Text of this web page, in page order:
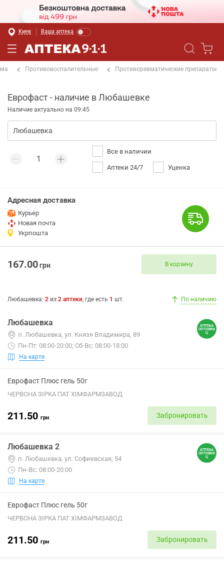
Киев Ваша аптека
Противовоспалительные Противоревматические препараты
Еврофаст - наличие в Любашевке
Наличие актуально на 09:45
Все в наличии
Аптеки 24/7 Уценка
Адресная доставка
Курьер
Новая почта
Укрпошта
167.00грн В корзину
Любашевка: 2 из 2 аптеки, где есть 1 шт. По наличию
Любашевка
п. Любашевка, ул. Князя Владимира, 89
Пн-Пт: 08:00-20:00; Сб-Вс: 08:00-18:00
На карте
Еврофаст Плюс гель 50г
ЧЕРВОНА ЗІРКА ПАТ ХІМФАРМЗАВОД
211.50 грн Забронировать
Любашевка 2
п. Любашевка, ул. Софиевская, 54
Пн-Вс: 08:00-20:00
На карте
Еврофаст Плюс гель 50г
ЧЕРВОНА ЗІРКА ПАТ ХІМФАРМЗАВОД
211.50 грн Забронировать